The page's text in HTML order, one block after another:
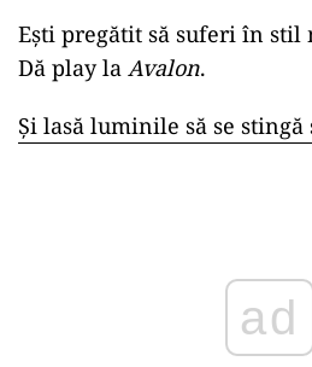
Ești pregătit să suferi în stil
Dă play la Avalon.
Și lasă luminile să se stingă
ad